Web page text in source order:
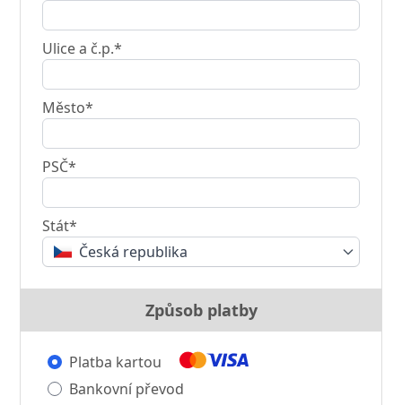
Ulice a č.p.*
Město*
PSČ*
Stát*
Česká republika
Způsob platby
Platba kartou
Bankovní převod